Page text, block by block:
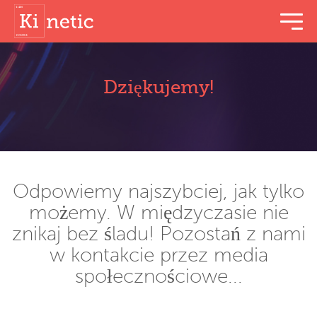
menu
Dziękujemy!
Odpowiemy najszybciej, jak tylko
możemy. W międzyczasie nie
znikaj bez śladu! Pozostań z nami
w kontakcie przez media
społecznościowe...